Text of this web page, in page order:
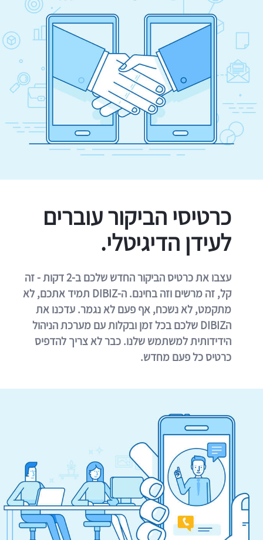
כרטיסי הביקור עוברים
לעידן הדיגיטלי.
עצבו את כרטיס הביקור החדש שלכם ב-2 דקות - זה
קל, זה מרשים וזה בחינם. ה-DIBIZ תמיד אתכם, לא
מתקמט, לא נשכח, אף פעם לא נגמר. עדכנו את
הDIBIZ שלכם בכל זמן ובקלות עם מערכת הניהול
הידידותית למשתמש שלנו. כבר לא צריך להדפיס
כרטיס כל פעם מחדש.